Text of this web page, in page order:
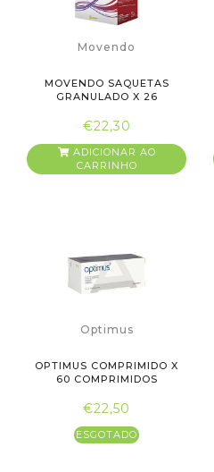
Movendo
MOVENDO SAQUETAS
GRANULADO X 26
€22,30
ADICIONAR AO
CARRINHO
Optimus
OPTIMUS COMPRIMIDO X
60 COMPRIMIDOS
€22,50
ESGOTADO